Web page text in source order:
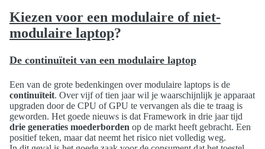
Kiezen voor een modulaire of niet-
modulaire laptop?
De continuïteit van een modulaire laptop
Een van de grote bedenkingen over modulaire laptops is de
continuïteit. Over vijf of tien jaar wil je waarschijnlijk je apparaat
upgraden door de CPU of GPU te vervangen als die te traag is
geworden. Het goede nieuws is dat Framework in drie jaar tijd
drie generaties moederborden op de markt heeft gebracht. Een
positief teken, maar dat neemt het risico niet volledig weg.